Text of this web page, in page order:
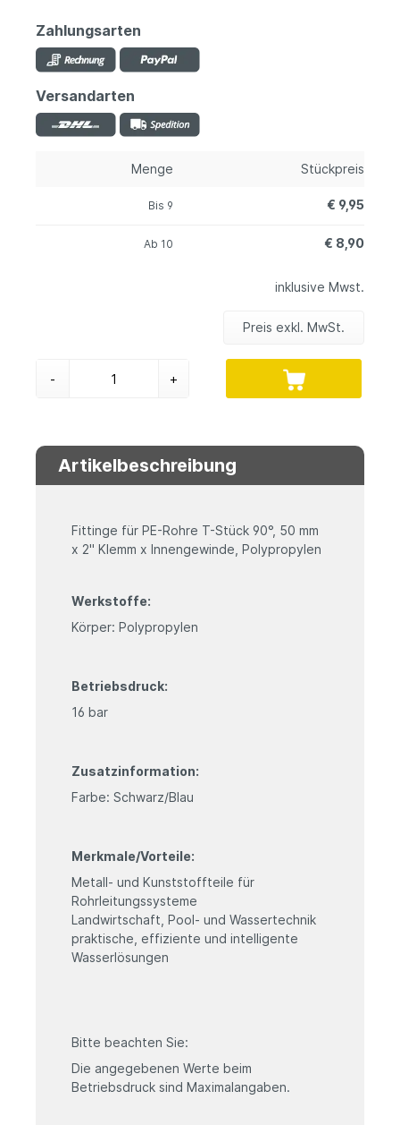
Zahlungsarten
Versandarten
Menge Stückpreis
Bis 9 € 9,95
Ab 10 € 8,90
inklusive Mwst.
Preis exkl. MwSt.
- +
Artikelbeschreibung
Fittinge für PE-Rohre T-Stück 90°, 50 mm
x 2" Klemm x Innengewinde, Polypropylen
Werkstoffe:
Körper: Polypropylen
Betriebsdruck:
16 bar
Zusatzinformation:
Farbe: Schwarz/Blau
Merkmale/Vorteile:
Metall- und Kunststoffteile für
Rohrleitungssysteme
Landwirtschaft, Pool- und Wassertechnik
praktische, effiziente und intelligente
Wasserlösungen
Bitte beachten Sie:
Die angegebenen Werte beim
Betriebsdruck sind Maximalangaben.